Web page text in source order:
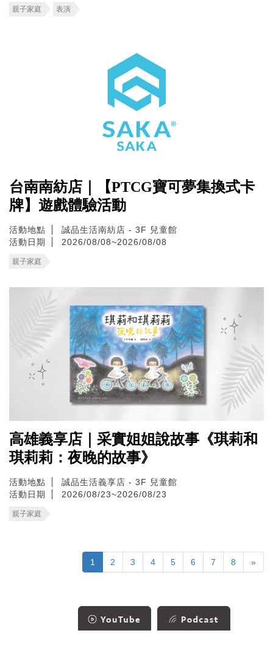
親子家庭 表演
台南南紡店｜【PTCG寶可夢集換式卡
牌】遊戲體驗活動
活動地點
誠品生活南紡店 - 3F 兒童館
活動日期
2026/08/08~2026/08/08
親子家庭
高雄義享店｜采實姐姐說故事《琪莉和
琪莉莉：夜晚的故事》
活動地點
誠品生活義享店 - 3F 兒童館
活動日期
2026/08/23~2026/08/23
親子家庭
1 2 3 4 5 6 7 8 »